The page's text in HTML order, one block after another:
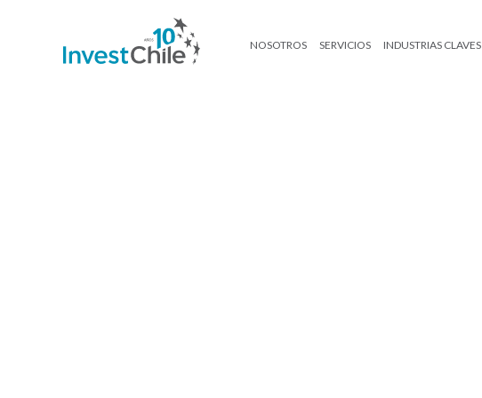
NOSOTROS SERVICIOS INDUSTRIAS CLAVES